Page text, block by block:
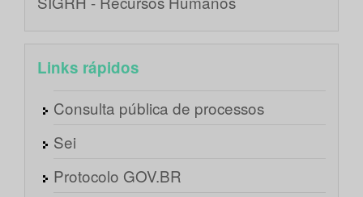
Links rápidos
Consulta pública de processos
Sei
Protocolo GOV.BR